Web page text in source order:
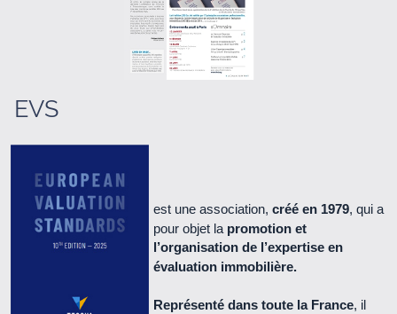
Le Cercle n° 66 - Juin 2021 (1.3 Mo)
Le Cercle n° 65 - Septembre 2020 (5.1 Mo)
Le Cercle n° 63 - Juin 2018 (2.3 Mo)
Le Cercle n° 62 - Juillet 2017 (1.9 Mo)
Le Cercle n° 61 - Mars 2017 (1.4 Mo)
EVS
est une association, créé en 1979, qui a
pour objet la promotion et
l’organisation de l’expertise en
évaluation immobilière.
Représenté dans toute la France, il